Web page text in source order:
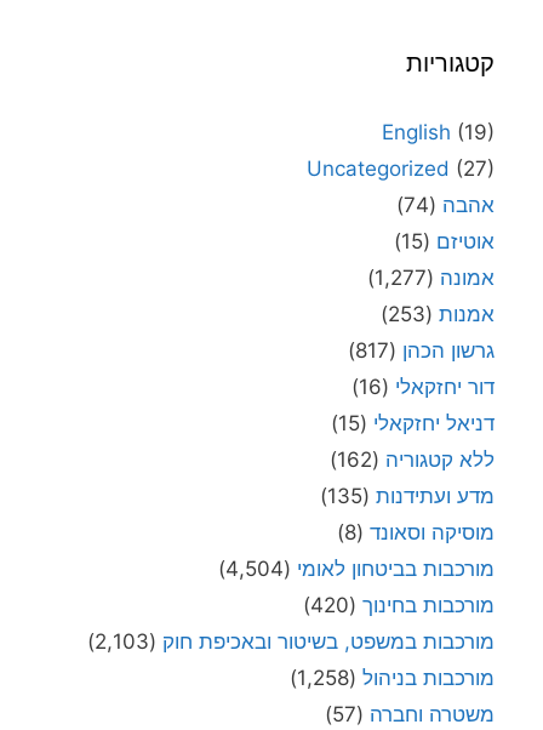
קטגוריות
English (19)
Uncategorized (27)
אהבה (74)
אוטיזם (15)
אמונה (1,277)
אמנות (253)
גרשון הכהן (817)
דור יחזקאלי (16)
דניאל יחזקאלי (15)
ללא קטגוריה (162)
מדע ועתידנות (135)
מוסיקה וסאונד (8)
מורכבות בביטחון לאומי (4,504)
מורכבות בחינוך (420)
מורכבות במשפט, בשיטור ובאכיפת חוק (2,103)
מורכבות בניהול (1,258)
משטרה וחברה (57)